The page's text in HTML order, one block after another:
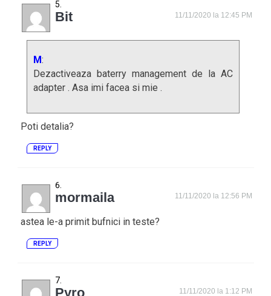
Bit 11/11/2020 la 12:45 PM
M:
Dezactiveaza baterry management de la AC
adapter . Asa imi facea si mie .
Poti detalia?
REPLY
mormaila 11/11/2020 la 12:56 PM
astea le-a primit bufnici in teste?
REPLY
Pyro 11/11/2020 la 1:12 PM